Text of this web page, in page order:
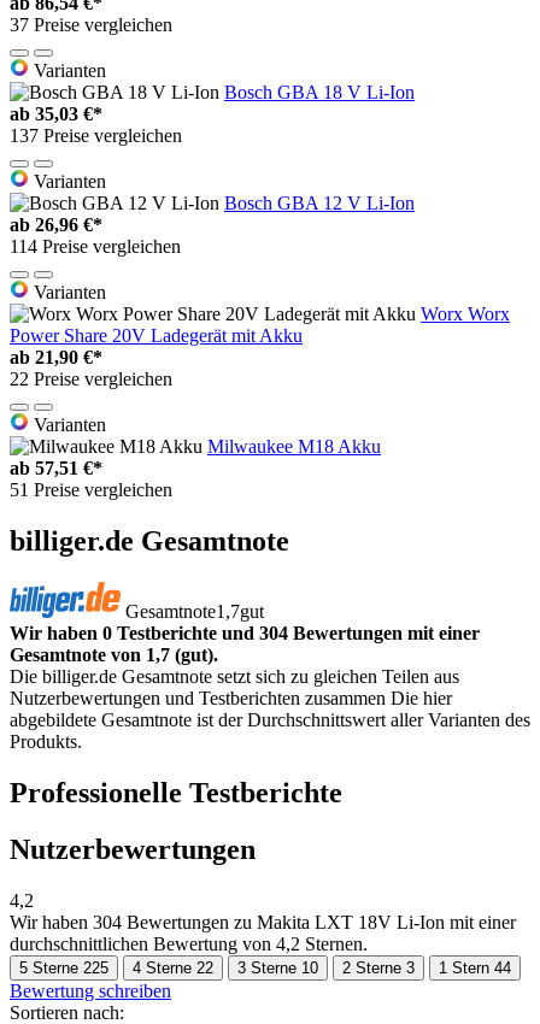
37 Preise vergleichen
Varianten
Bosch GBA 18 V Li-Ion
ab 35,03 €*
137 Preise vergleichen
Varianten
Bosch GBA 12 V Li-Ion
ab 26,96 €*
114 Preise vergleichen
Varianten
Worx Worx
Power Share 20V Ladegerät mit Akku
ab 21,90 €*
22 Preise vergleichen
Varianten
Milwaukee M18 Akku
ab 57,51 €*
51 Preise vergleichen
billiger.de Gesamtnote
Gesamtnote1,7gut
Wir haben 0 Testberichte und 304 Bewertungen mit einer
Gesamtnote von 1,7 (gut).
Die billiger.de Gesamtnote setzt sich zu gleichen Teilen aus
Nutzerbewertungen und Testberichten zusammen Die hier
abgebildete Gesamtnote ist der Durchschnittswert aller Varianten des
Produkts.
Professionelle Testberichte
Nutzerbewertungen
4,2
Wir haben 304 Bewertungen zu Makita LXT 18V Li-Ion mit einer
durchschnittlichen Bewertung von 4,2 Sternen.
5 Sterne 225 4 Sterne 22 3 Sterne 10 2 Sterne 3 1 Stern 44
Bewertung schreiben
Sortieren nach: